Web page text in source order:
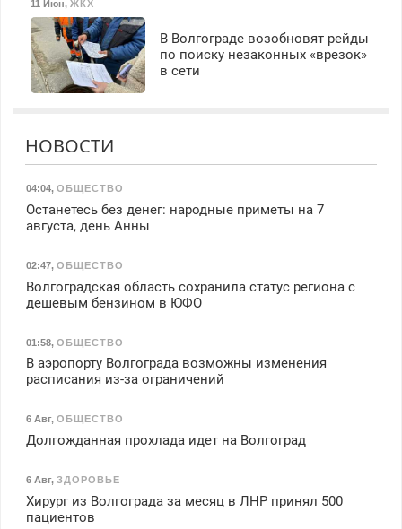
11 Июн, ЖКХ
В Волгограде возобновят рейды
по поиску незаконных «врезок»
в сети
НОВОСТИ
04:04, ОБЩЕСТВО
Останетесь без денег: народные приметы на 7
августа, день Анны
02:47, ОБЩЕСТВО
Волгоградская область сохранила статус региона с
дешевым бензином в ЮФО
01:58, ОБЩЕСТВО
В аэропорту Волгограда возможны изменения
расписания из-за ограничений
6 Авг, ОБЩЕСТВО
Долгожданная прохлада идет на Волгоград
6 Авг, ЗДОРОВЬЕ
Хирург из Волгограда за месяц в ЛНР принял 500
пациентов